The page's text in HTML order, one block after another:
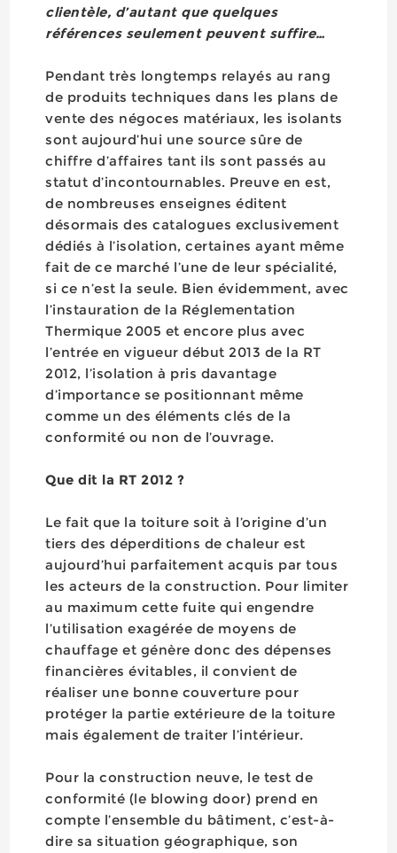
clientèle, d’autant que quelques
références seulement peuvent suffire…
Pendant très longtemps relayés au rang
de produits techniques dans les plans de
vente des négoces matériaux, les isolants
sont aujourd’hui une source sûre de
chiffre d’affaires tant ils sont passés au
statut d’incontournables. Preuve en est,
de nombreuses enseignes éditent
désormais des catalogues exclusivement
dédiés à l’isolation, certaines ayant même
fait de ce marché l’une de leur spécialité,
si ce n’est la seule. Bien évidemment, avec
l’instauration de la Réglementation
Thermique 2005 et encore plus avec
l’entrée en vigueur début 2013 de la RT
2012, l’isolation à pris davantage
d’importance se positionnant même
comme un des éléments clés de la
conformité ou non de l’ouvrage.
Que dit la RT 2012 ?
Le fait que la toiture soit à l’origine d’un
tiers des déperditions de chaleur est
aujourd’hui parfaitement acquis par tous
les acteurs de la construction. Pour limiter
au maximum cette fuite qui engendre
l’utilisation exagérée de moyens de
chauffage et génère donc des dépenses
financières évitables, il convient de
réaliser une bonne couverture pour
protéger la partie extérieure de la toiture
mais également de traiter l’intérieur.
Pour la construction neuve, le test de
conformité (le blowing door) prend en
compte l’ensemble du bâtiment, c’est-à-
dire sa situation géographique, son